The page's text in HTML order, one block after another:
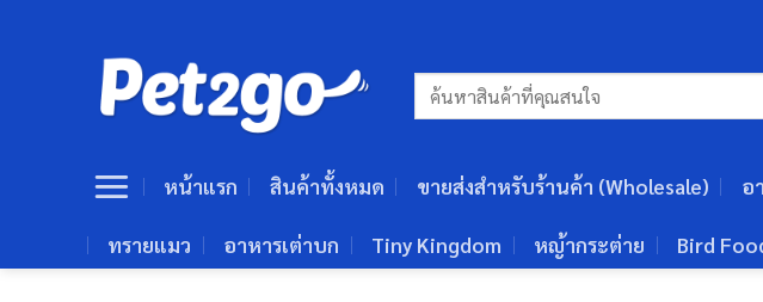
ค้นหา:
หน้าแรก สินค้าทั้งหมด ขายส่งสำหรับร้านค้า (Wholesale) อ
ทรายแมว อาหารเต่าบก Tiny Kingdom หญ้ากระต่าย Bird